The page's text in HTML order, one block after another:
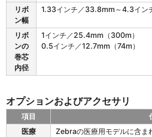
リボ
ン幅
1.33インチ／33.8mm～4.3イン
リボ
ンの
巻芯
内径
1インチ／25.4mm（300m）
0.5インチ／12.7mm（74m）
オプションおよびアクセサリ
項目
医療
Zebraの医療用モデルに含ま